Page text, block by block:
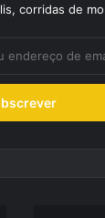
corridas de